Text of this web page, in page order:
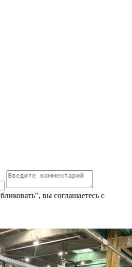
вы соглашаетесь с